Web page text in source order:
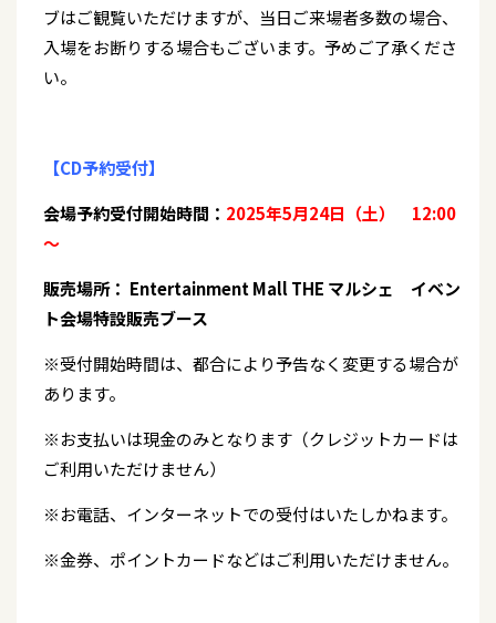
ブはご観覧いただけますが、当日ご来場者多数の場合、
入場をお断りする場合もございます。予めご了承くださ
い。
【CD予約受付】
会場予約受付開始時間： 2025年5月24日（土） 12:00
～
販売場所： Entertainment Mall THE マルシェ イベン
ト会場特設販売ブース
※受付開始時間は、都合により予告なく変更する場合が
あります。
※お支払いは現金のみとなります（クレジットカードは
ご利用いただけません）
※お電話、インターネットでの受付はいたしかねます。
※金券、ポイントカードなどはご利用いただけません。